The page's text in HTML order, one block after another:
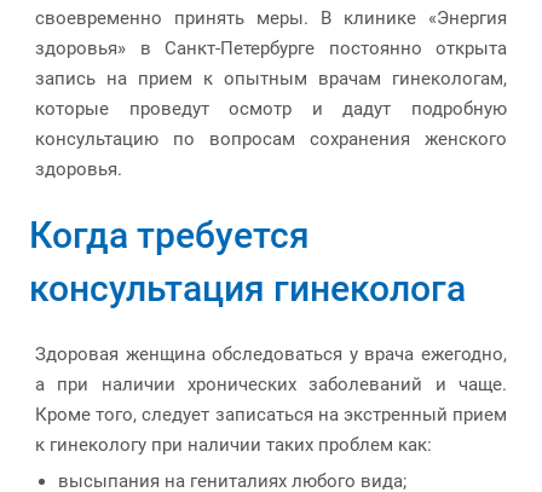
своевременно принять меры. В клинике «Энергия
здоровья» в Санкт-Петербурге постоянно открыта
запись на прием к опытным врачам гинекологам,
которые проведут осмотр и дадут подробную
консультацию по вопросам сохранения женского
здоровья.
Когда требуется
консультация гинеколога
Здоровая женщина обследоваться у врача ежегодно,
а при наличии хронических заболеваний и чаще.
Кроме того, следует записаться на экстренный прием
к гинекологу при наличии таких проблем как:
высыпания на гениталиях любого вида;